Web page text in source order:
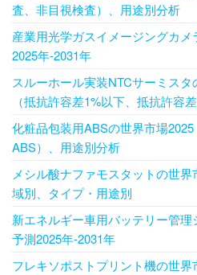
査、非目視検査）、用途別分析
産業用光学ガスイメージングカ
2025年-2031年
スルーホール実装NTCサーミス
（抵抗許容差1%以下、抵抗許容
化粧品包装用ABSの世界市場
ABS）、用途別分析
メシル酸ナファモスタットの世
域別、タイプ・用途別
新エネルギー車用バッテリー管
予測2025年-2031年
フレキソポストプリント機の世